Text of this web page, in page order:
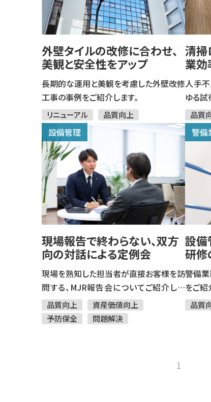
外壁タイルの改修に合わせ、
美観と安全性をアップ​
長期的な運用と美観を考慮した外壁改修
工事の事例をご紹介します。
リニューアル 品質向上
清掃
業効
人手
ゆる試
品質
設備管理
現場報告で終わらない、双方
向の対話による定例会
現場を熟知した担当者が直接お客様を訪
問する、MJR報告会についてご紹介しま
す。品質向上
資産価値向上
予防保全
問題解決
警備
設備
研修
警備
をご紹
品質
1